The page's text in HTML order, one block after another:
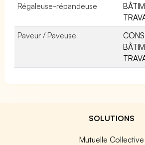
Régaleuse-répandeuse
Paveur / Paveuse
SOLUTIONS
Mutuelle Collective